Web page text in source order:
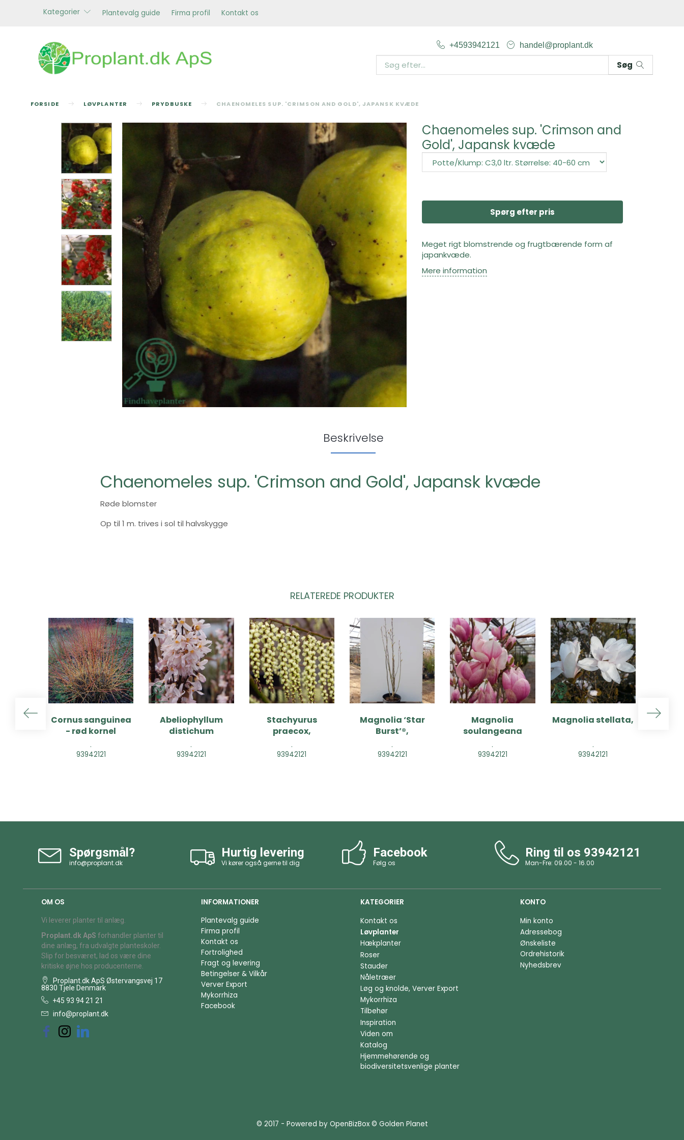
Kategorier Plantevalg guide Firma profil Kontakt os
+4593942121 handel@proplant.dk
Søg
FORSIDE LØVPLANTER PRYDBUSKE CHAENOMELES SUP. 'CRIMSON AND GOLD', JAPANSK KVÆDE
Chaenomeles sup. 'Crimson and
Gold', Japansk kvæde
Spørg efter pris
Meget rigt blomstrende og frugtbærende form af
japankvæde.
Mere information
Beskrivelse
Chaenomeles sup. 'Crimson and Gold', Japansk kvæde
Røde blomster
Op til 1 m. trives i sol til halvskygge
RELATEREDE PRODUKTER
Cornus sanguinea
- rød kornel
.
93942121
Abeliophyllum
distichum
.
93942121
Stachyurus
praecox,
.
93942121
Magnolia ‘Star
Burst’®,
.
93942121
Magnolia
soulangeana
.
93942121
Magnolia stellata,
.
93942121
Spørgsmål?
info@proplant.dk
Hurtig levering
Vi kører også gerne til dig
Facebook
Følg os
Ring til os 93942121
Man-Fre: 09.00 - 16.00
OM OS
Vi leverer planter til anlæg.
Proplant.dk ApS forhandler planter til
dine anlæg, fra udvalgte planteskoler.
Slip for besværet, lad os være dine
kritiske øjne hos producenterne.
Proplant.dk ApS Østervangsvej 17
8830 Tjele Denmark
+45 93 94 21 21
info@proplant.dk
INFORMATIONER
Plantevalg guide
Firma profil
Kontakt os
Fortrolighed
Fragt og levering
Betingelser & Vilkår
Verver Export
Mykorrhiza
Facebook
KATEGORIER
Kontakt os
Løvplanter
Hækplanter
Roser
Stauder
Nåletræer
Løg og knolde, Verver Export
Mykorrhiza
Tilbehør
Inspiration
Viden om
Katalog
Hjemmehørende og
biodiversitetsvenlige planter
KONTO
Min konto
Adressebog
Ønskeliste
Ordrehistorik
Nyhedsbrev
© 2017 - Powered by OpenBizBox© Golden Planet